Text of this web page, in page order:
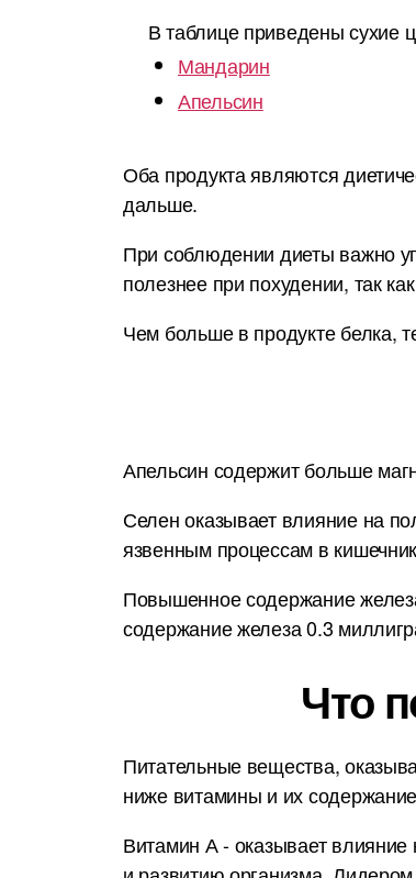
В таблице приведены сухие
Мандарин
Апельсин
Оба продукта являются
дальше.
При соблюдении диеты важно
полезнее при похудении, так
Чем больше в продукте белка,
Апельсин содержит больше
Селен оказывает влияние на
язвенным процессам в
Повышенное содержание
содержание железа 0.3
Что
Питательные вещества,
ниже витамины и их
Витамин А - оказывает